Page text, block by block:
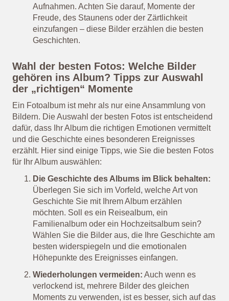
Aufnahmen. Achten Sie darauf, Momente der
Freude, des Staunens oder der Zärtlichkeit
einzufangen – diese Bilder erzählen die besten
Geschichten.
Wahl der besten Fotos: Welche Bilder
gehören ins Album? Tipps zur Auswahl
der „richtigen“ Momente
Ein Fotoalbum ist mehr als nur eine Ansammlung von
Bildern. Die Auswahl der besten Fotos ist entscheidend
dafür, dass Ihr Album die richtigen Emotionen vermittelt
und die Geschichte eines besonderen Ereignisses
erzählt. Hier sind einige Tipps, wie Sie die besten Fotos
für Ihr Album auswählen:
Die Geschichte des Albums im Blick behalten:
Überlegen Sie sich im Vorfeld, welche Art von
Geschichte Sie mit Ihrem Album erzählen
möchten. Soll es ein Reisealbum, ein
Familienalbum oder ein Hochzeitsalbum sein?
Wählen Sie die Bilder aus, die Ihre Geschichte am
besten widerspiegeln und die emotionalen
Höhepunkte des Ereignisses einfangen.
Wiederholungen vermeiden: Auch wenn es
verlockend ist, mehrere Bilder des gleichen
Moments zu verwenden, ist es besser, sich auf das